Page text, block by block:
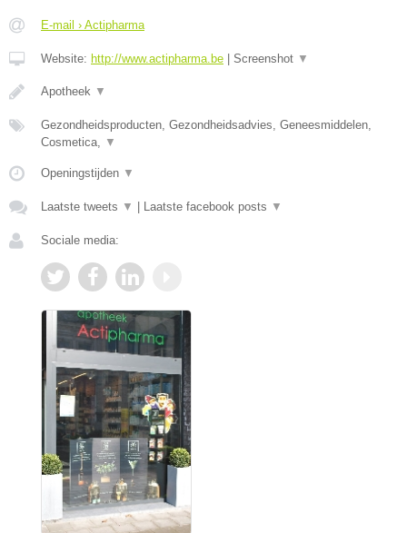
E-mail › Actipharma
Website: http://www.actipharma.be Screenshot ▼
Apotheek ▼
Gezondheidsproducten, Gezondheidsadvies, Geneesmiddelen,
Cosmetica, ▼
Openingstijden ▼
Laatste tweets ▼ Laatste facebook posts ▼
Sociale media: